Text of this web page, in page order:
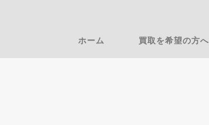
ホーム 買取を希望の方へ